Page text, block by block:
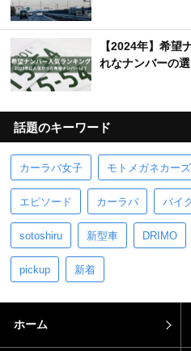
【2024年】希望
れなナンバーの
話題のキーワード
カーラバ女子 モトメガネカーズ
エピソード カーラバ バイ
sotoshiru 新型車 DRIMO
pickup 新着
ホーム